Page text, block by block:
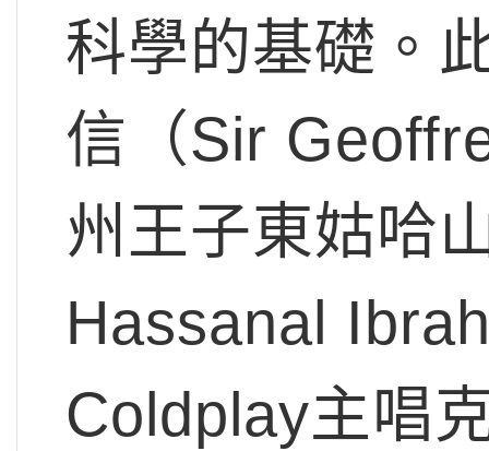
科學的基礎。
信（Sir
州王子東姑哈
Hassanal
Coldplay主唱